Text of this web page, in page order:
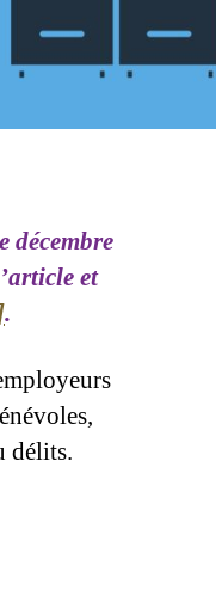
décembre
et
.
délits.